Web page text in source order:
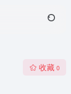
收藏 0